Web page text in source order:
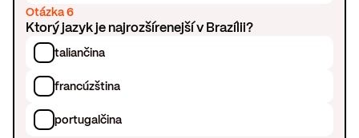
Otázka 6
Ktorý jazyk je najrozšírenejší v Brazílii?
taliančina
francúzština
portugalčina